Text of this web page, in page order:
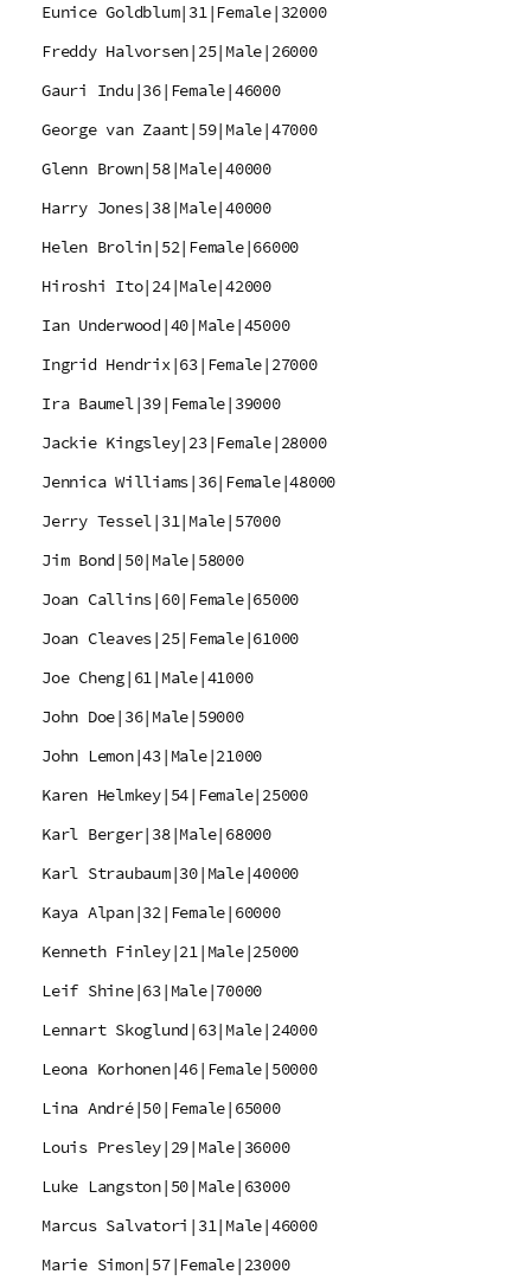
Eunice Goldblum|31|Female|32000
Freddy Halvorsen|25|Male|26000
Gauri Indu|36|Female|46000
George van Zaant|59|Male|47000
Glenn Brown|58|Male|40000
Harry Jones|38|Male|40000
Helen Brolin|52|Female|66000
Hiroshi Ito|24|Male|42000
Ian Underwood|40|Male|45000
Ingrid Hendrix|63|Female|27000
Ira Baumel|39|Female|39000
Jackie Kingsley|23|Female|28000
Jennica Williams|36|Female|48000
Jerry Tessel|31|Male|57000
Jim Bond|50|Male|58000
Joan Callins|60|Female|65000
Joan Cleaves|25|Female|61000
Joe Cheng|61|Male|41000
John Doe|36|Male|59000
John Lemon|43|Male|21000
Karen Helmkey|54|Female|25000
Karl Berger|38|Male|68000
Karl Straubaum|30|Male|40000
Kaya Alpan|32|Female|60000
Kenneth Finley|21|Male|25000
Leif Shine|63|Male|70000
Lennart Skoglund|63|Male|24000
Leona Korhonen|46|Female|50000
Lina André|50|Female|65000
Louis Presley|29|Male|36000
Luke Langston|50|Male|63000
Marcus Salvatori|31|Male|46000
Marie Simon|57|Female|23000